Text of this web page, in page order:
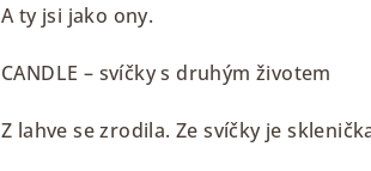
A ty jsi jako ony.
CANDLE – svíčky s druhým životem
Z lahve se zrodila. Ze svíčky je